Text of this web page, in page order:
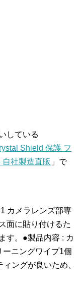
している
Shield 保護 フ
自社製造直販 」で
カメラレンズ部専
に貼り付けるた
す。●製品内容 : カ
ーニングワイプ1個
ングが良いため、